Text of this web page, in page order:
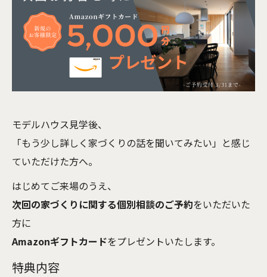
モデルハウス見学後、
「もう少し詳しく家づくりの話を聞いてみたい」と感じ
ていただけた方へ。
はじめてご来場のうえ、
次回の家づくりに関する個別相談のご予約をいただいた
方に
Amazonギフトカードをプレゼントいたします。
特典内容